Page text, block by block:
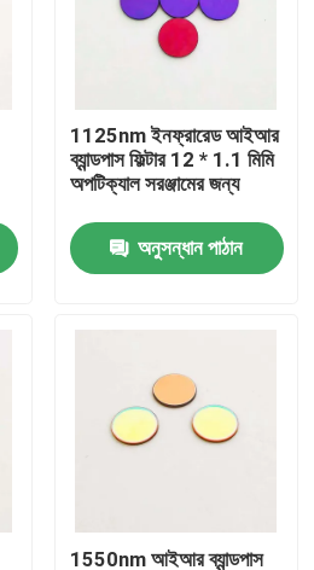
1125nm ইনফ্রারেড আইআর
ব্যান্ডপাস ফিল্টার 12 * 1.1 মিমি
অপটিক্যাল সরঞ্জামের জন্য
অনুসন্ধান পাঠান
1550nm আইআর ব্যান্ডপাস